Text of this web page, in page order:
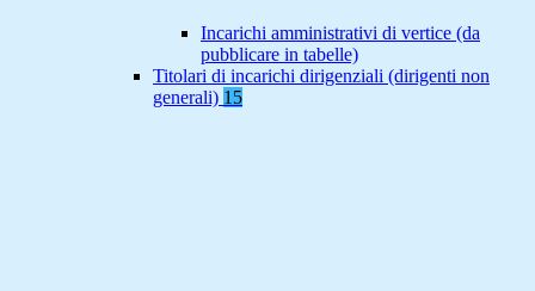
Incarichi amministrativi di vertice (da
pubblicare in tabelle)
Titolari di incarichi dirigenziali (dirigenti non
generali) 15